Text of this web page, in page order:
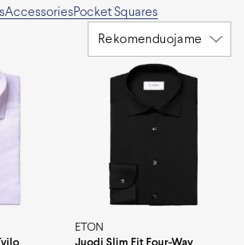
AccessoriesPocket Squares
Rekomenduojame
ETON